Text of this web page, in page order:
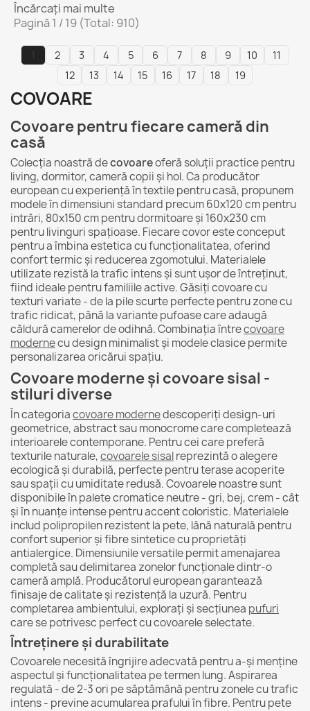
Încărcați mai multe
Pagină 1 / 19 (Total: 910)
2 3 4 5 6 7 8 9 10
11
12
13 14 15 16 17 18 19
COVOARE
Covoare pentru fiecare cameră din
casă
Colecția noastră decovoareoferă soluții practice pentru
living, dormitor, cameră copii și hol. Ca producător
european cu experiență în textile pentru casă, propunem
modele în dimensiuni standard precum 60x120 cm pentru
intrări, 80x150 cm pentru dormitoare și 160x230 cm
pentru livinguri spațioase. Fiecare covor este conceput
pentru a îmbina estetica cu funcționalitatea, oferind
confort termic și reducerea zgomotului. Materialele
utilizate rezistă la trafic intens și sunt ușor de întreținut,
fiind ideale pentru familiile active. Găsiți covoare cu
texturi variate - de la pile scurte perfecte pentru zone cu
trafic ridicat, până la variante pufoase care adaugă
căldură camerelor de odihnă. Combinația întrecovoare
modernecu design minimalist și modele clasice permite
personalizarea oricărui spațiu.
Covoare moderne și covoare sisal -
stiluri diverse
În categoriacovoare modernedescoperiți design-uri
geometrice, abstract sau monocrome care completează
interioarele contemporane. Pentru cei care preferă
texturile naturale,covoarele sisalreprezintă o alegere
ecologică și durabilă, perfecte pentru terase acoperite
sau spații cu umiditate redusă. Covoarele noastre sunt
disponibile în palete cromatice neutre - gri, bej, crem - cât
și în nuanțe intense pentru accent coloristic. Materialele
includ polipropilen rezistent la pete, lână naturală pentru
confort superior și fibre sintetice cu proprietăți
antialergice. Dimensiunile versatile permit amenajarea
completă sau delimitarea zonelor funcționale dintr-o
cameră amplă. Producătorul european garantează
finisaje de calitate și rezistență la uzură. Pentru
completarea ambientului, explorați și secțiunea pufuri
care se potrivesc perfect cu covoarele selectate.
Întreținere și durabilitate
Covoarele necesită îngrijire adecvată pentru a-și menține
aspectul și funcționalitatea pe termen lung. Aspirarea
regulată - de 2-3 ori pe săptămână pentru zonele cu trafic
intens - previne acumularea prafului în fibre. Pentru pete